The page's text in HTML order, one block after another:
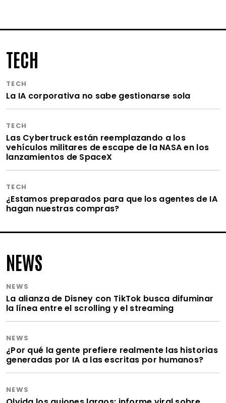
TECH
TECH
La IA corporativa no sabe gestionarse sola
TECH
Las Cybertruck están reemplazando a los
vehículos militares de escape de la NASA en los
lanzamientos de SpaceX
TECH
¿Estamos preparados para que los agentes de IA
hagan nuestras compras?
NEWS
NEWS
La alianza de Disney con TikTok busca difuminar
la línea entre el scrolling y el streaming
NEWS
¿Por qué la gente prefiere realmente las historias
generadas por IA a las escritas por humanos?
NEWS